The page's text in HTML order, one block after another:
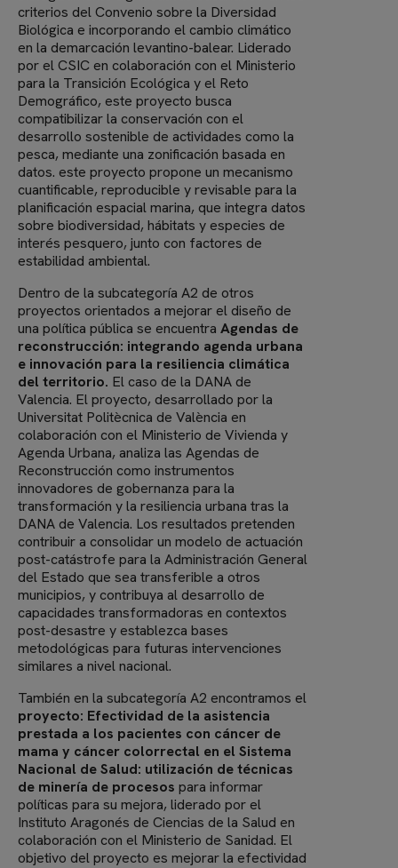
criterios del Convenio sobre la Diversidad
Biológica e incorporando el cambio climático
en la demarcación levantino-balear. Liderado
por el CSIC en colaboración con el Ministerio
para la Transición Ecológica y el Reto
Demográfico, este proyecto busca
compatibilizar la conservación con el
desarrollo sostenible de actividades como la
pesca, mediante una zonificación basada en
datos. este proyecto propone un mecanismo
cuantificable, reproducible y revisable para la
planificación espacial marina, que integra datos
sobre biodiversidad, hábitats y especies de
interés pesquero, junto con factores de
estabilidad ambiental.
Dentro de la subcategoría A2 de otros
proyectos orientados a mejorar el diseño de
una política pública se encuentra Agendas de
reconstrucción: integrando agenda urbana
e innovación para la resiliencia climática
del territorio. El caso de la DANA de
Valencia. El proyecto, desarrollado por la
Universitat Politècnica de València en
colaboración con el Ministerio de Vivienda y
Agenda Urbana, analiza las Agendas de
Reconstrucción como instrumentos
innovadores de gobernanza para la
transformación y la resiliencia urbana tras la
DANA de Valencia. Los resultados pretenden
contribuir a consolidar un modelo de actuación
post-catástrofe para la Administración General
del Estado que sea transferible a otros
municipios, y contribuya al desarrollo de
capacidades transformadoras en contextos
post-desastre y establezca bases
metodológicas para futuras intervenciones
similares a nivel nacional.
También en la subcategoría A2 encontramos el
proyecto: Efectividad de la asistencia
prestada a los pacientes con cáncer de
mama y cáncer colorrectal en el Sistema
Nacional de Salud: utilización de técnicas
de minería de procesos para informar
políticas para su mejora, liderado por el
Instituto Aragonés de Ciencias de la Salud en
colaboración con el Ministerio de Sanidad. El
objetivo del proyecto es mejorar la efectividad